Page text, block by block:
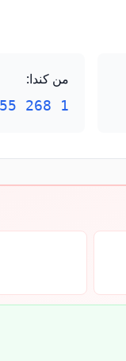
من كندا:
1 268 555 1234